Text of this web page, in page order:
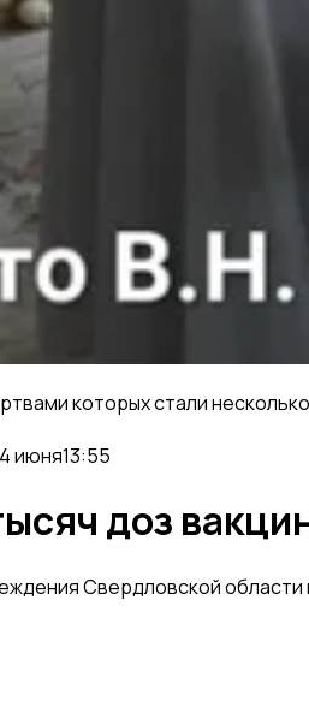
которых стали
4 июня13:55
доз
Свердловской области